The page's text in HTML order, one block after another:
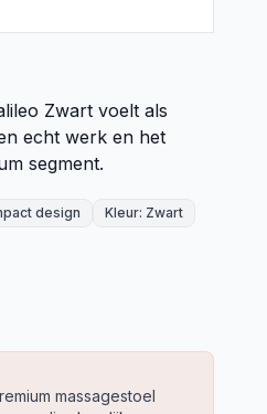
Zwart voelt als
echt werk en het
segment.
design Kleur: Zwart
massagestoel